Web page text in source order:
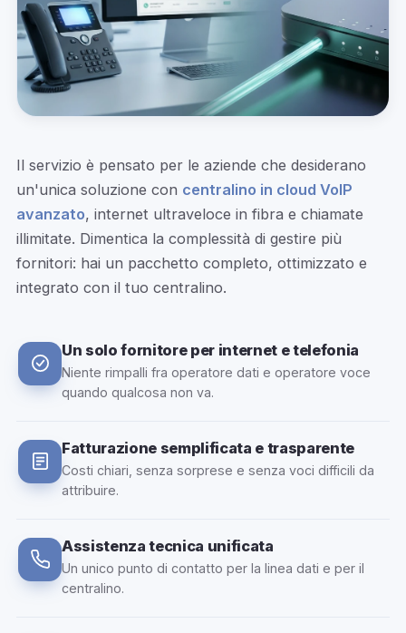
Il servizio è pensato per le aziende che desiderano
un'unica soluzione con centralino in cloud VoIP
avanzato, internet ultraveloce in fibra e chiamate
illimitate. Dimentica la complessità di gestire più
fornitori: hai un pacchetto completo, ottimizzato e
integrato con il tuo centralino.
Un solo fornitore per internet e telefonia
Niente rimpalli fra operatore dati e operatore voce
quando qualcosa non va.
Fatturazione semplificata e trasparente
Costi chiari, senza sorprese e senza voci difficili da
attribuire.
Assistenza tecnica unificata
Un unico punto di contatto per la linea dati e per il
centralino.